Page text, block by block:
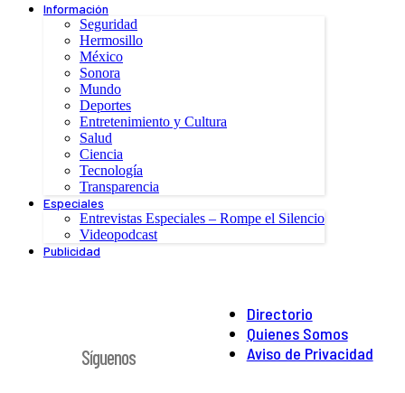
Información
Seguridad
Hermosillo
México
Sonora
Mundo
Deportes
Entretenimiento y Cultura
Salud
Ciencia
Tecnología
Transparencia
Especiales
Entrevistas Especiales – Rompe el Silencio
Videopodcast
Publicidad
Directorio
Quienes Somos
Aviso de Privacidad
Síguenos